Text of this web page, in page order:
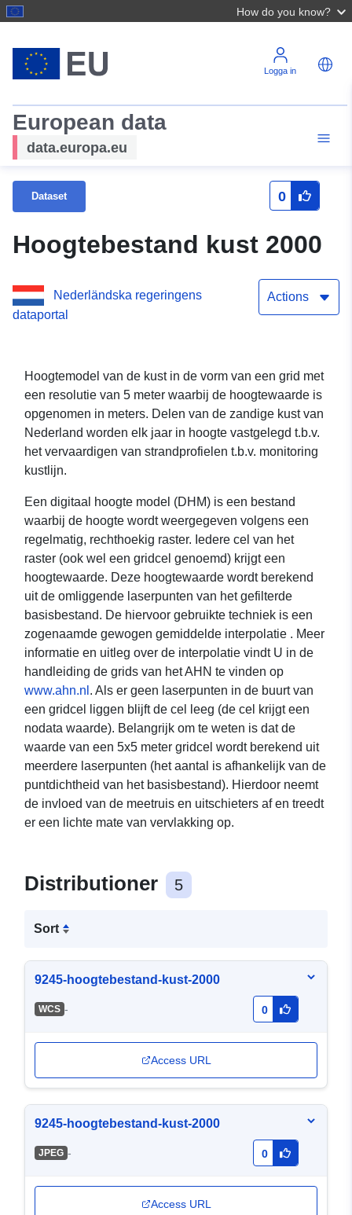
How do you know?
Logga in
European data
data.europa.eu
Dataset 0
Hoogtebestand kust 2000
Nederländska regeringens
dataportal
Actions
Hoogtemodel van de kust in de vorm van een grid met
een resolutie van 5 meter waarbij de hoogtewaarde is
opgenomen in meters. Delen van de zandige kust van
Nederland worden elk jaar in hoogte vastgelegd t.b.v.
het vervaardigen van strandprofielen t.b.v. monitoring
kustlijn.
Een digitaal hoogte model (DHM) is een bestand
waarbij de hoogte wordt weergegeven volgens een
regelmatig, rechthoekig raster. Iedere cel van het
raster (ook wel een gridcel genoemd) krijgt een
hoogtewaarde. Deze hoogtewaarde wordt berekend
uit de omliggende laserpunten van het gefilterde
basisbestand. De hiervoor gebruikte techniek is een
zogenaamde gewogen gemiddelde interpolatie . Meer
informatie en uitleg over de interpolatie vindt U in de
handleiding de grids van het AHN te vinden op
www.ahn.nl . Als er geen laserpunten in de buurt van
een gridcel liggen blijft de cel leeg (de cel krijgt een
nodata waarde). Belangrijk om te weten is dat de
waarde van een 5x5 meter gridcel wordt berekend uit
meerdere laserpunten (het aantal is afhankelijk van de
puntdichtheid van het basisbestand). Hierdoor neemt
de invloed van de meetruis en uitschieters af en treedt
er een lichte mate van vervlakking op.
Distributioner 5
Sort
9245-hoogtebestand-kust-2000
WCS - 0
Access URL
9245-hoogtebestand-kust-2000
JPEG - 0
Access URL